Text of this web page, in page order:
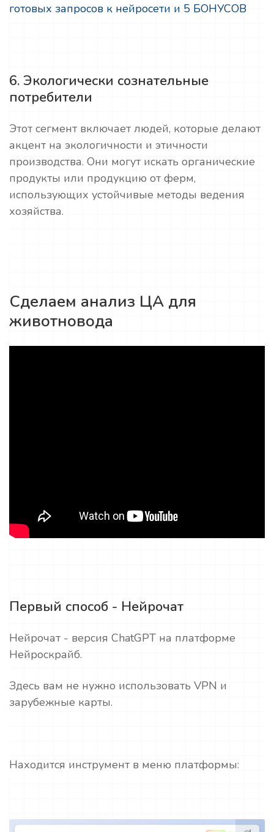
готовых запросов к нейросети и 5 БОНУСОВ
6. Экологически сознательные
потребители
Этот сегмент включает людей, которые делают
акцент на экологичности и этичности
производства. Они могут искать органические
продукты или продукцию от ферм,
использующих устойчивые методы ведения
хозяйства.
Сделаем анализ ЦА для
животновода
Первый способ - Нейрочат
Нейрочат - версия ChatGPT на платформе
Нейроскрайб.
Здесь вам не нужно использовать VPN и
зарубежные карты.
Находится инструмент в меню платформы: